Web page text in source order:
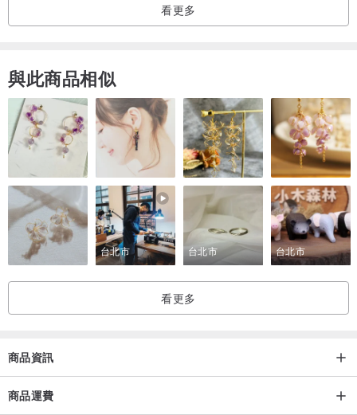
‧ 帶來冷靜思考與勇敢邁步前行的力量。
‧ 陪伴提升自信，煥發從容氣場。
✼ 白水晶
‧ 平衡及淨化周圍磁場，帶來經典的純淨代表。
‧ 守護日常平安，陪伴帶來正面好心境。
‧ 陪伴舒緩低落思緒，為生活注入正面好動能。
‧ 陪伴理清日常繁雜，引導思緒回到清晰平靜。
✼ 魔鬼海藍寶
‧ 舒緩情緒起伏，陪伴安撫內心。
‧ 強化心靈防護力，帶來沉穩的防護能量。
‧ 激發內在靈感與獨特創造力。
看更多
與此商品相似
台北市 台北市 台北市
看更多
商品資訊
商品運費